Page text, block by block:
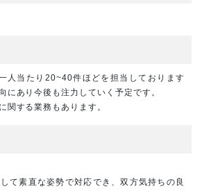
人当たり20~40件ほどを担当しております
にあり今後も注力していく予定です。
関する業務もあります。
て素直な姿勢で対応でき、双方気持ちの良